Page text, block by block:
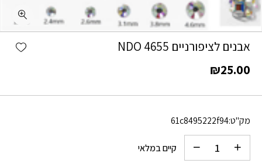
אבנים לציפורניים NDO 4655
₪25.00
מק"ט:61c8495222f94
קיים במלאי